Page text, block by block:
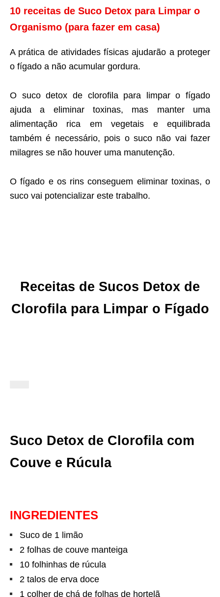
10 receitas de Suco Detox para Limpar o
Organismo (para fazer em casa)
A prática de atividades físicas ajudarão a proteger
o fígado a não acumular gordura.
O suco detox de clorofila para limpar o fígado
ajuda a eliminar toxinas, mas manter uma
alimentação rica em vegetais e equilibrada
também é necessário, pois o suco não vai fazer
milagres se não houver uma manutenção.
O fígado e os rins conseguem eliminar toxinas, o
suco vai potencializar este trabalho.
Receitas de Sucos Detox de
Clorofila para Limpar o Fígado
Suco Detox de Clorofila com
Couve e Rúcula
INGREDIENTES
Suco de 1 limão
2 folhas de couve manteiga
10 folhinhas de rúcula
2 talos de erva doce
1 colher de chá de folhas de hortelã